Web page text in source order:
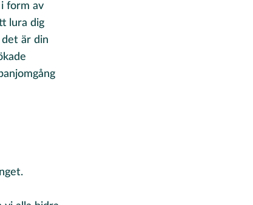
form av
lura dig
är din